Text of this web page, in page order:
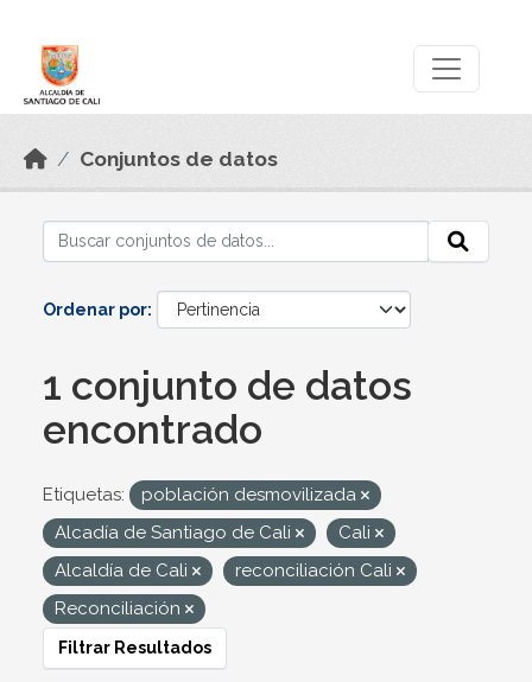
Conjuntos de datos
Ordenar por
1 conjunto de datos
encontrado
Etiquetas:
población desmovilizada
Alcadía de Santiago de Cali
Cali
Alcaldía de Cali
reconciliación Cali
Reconciliación
Filtrar Resultados